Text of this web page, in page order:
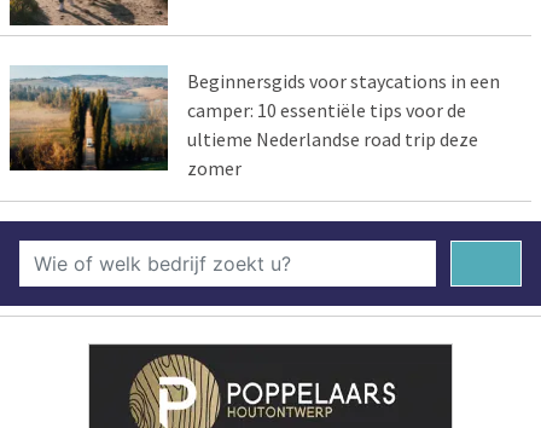
Beginnersgids voor staycations in een
camper: 10 essentiële tips voor de
ultieme Nederlandse road trip deze
zomer